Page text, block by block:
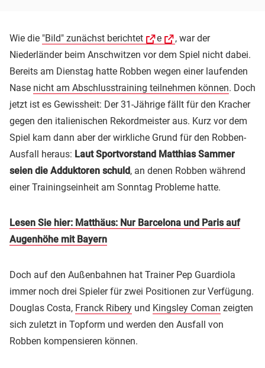
Wie die "Bild" zunächst berichtet e
, war der
Niederländer beim Anschwitzen vor dem Spiel nicht dabei.
Bereits am Dienstag hatte Robben wegen einer laufenden
Nase nicht am Abschlusstraining teilnehmen können. Doch
jetzt ist es Gewissheit: Der 31-Jährige fällt für den Kracher
gegen den italienischen Rekordmeister aus. Kurz vor dem
Spiel kam dann aber der wirkliche Grund für den Robben-
Ausfall heraus: Laut Sportvorstand Matthias Sammer
seien die Adduktoren schuld, an denen Robben während
einer Trainingseinheit am Sonntag Probleme hatte.
Lesen Sie hier: Matthäus: Nur Barcelona und Paris auf
Augenhöhe mit Bayern
Doch auf den Außenbahnen hat Trainer Pep Guardiola
immer noch drei Spieler für zwei Positionen zur Verfügung.
Douglas Costa, Franck Ribery und Kingsley Coman zeigten
sich zuletzt in Topform und werden den Ausfall von
Robben kompensieren können.